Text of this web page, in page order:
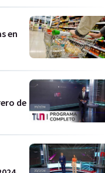
en
de